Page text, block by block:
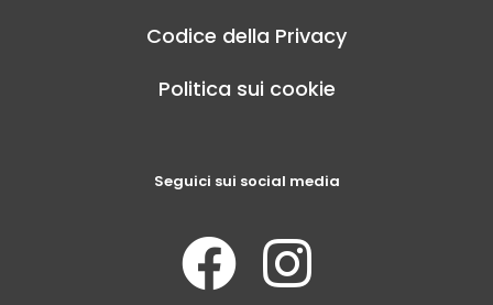
Codice della Privacy
Politica sui cookie
Seguici sui social media